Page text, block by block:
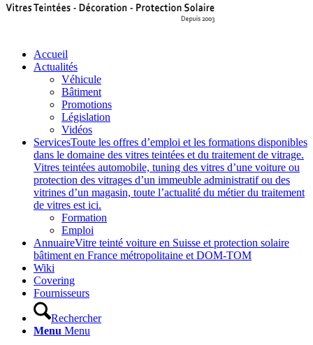
Accueil
Actualités
Véhicule
Bâtiment
Promotions
Législation
Vidéos
ServicesToute les offres d’emploi et les formations disponibles
dans le domaine des vitres teintées et du traitement de vitrage.
Vitres teintées automobile, tuning des vitres d’une voiture ou
protection des vitrages d’un immeuble administratif ou des
vitrines d’un magasin, toute l’actualité du métier du traitement
de vitres est ici.
Formation
Emploi
AnnuaireVitre teinté voiture en Suisse et protection solaire
bâtiment en France métropolitaine et DOM-TOM
Wiki
Covering
Fournisseurs
Rechercher
Menu Menu